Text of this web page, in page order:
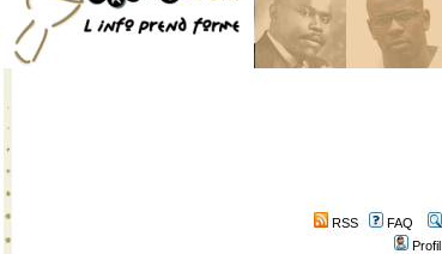
RSS FAQ
Profil